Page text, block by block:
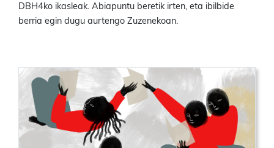
DBH4ko ikasleak. Abiapuntu beretik irten, eta ibilbide
berria egin dugu aurtengo Zuzenekoan.